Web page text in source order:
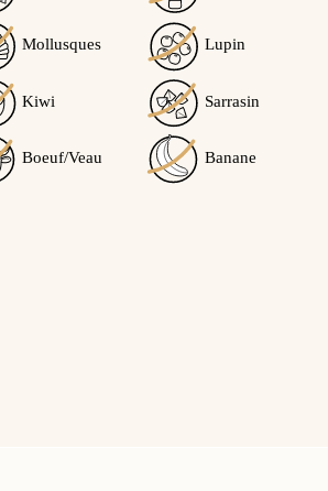
Mollusques Lupin
Kiwi Sarrasin
Boeuf/Veau Banane